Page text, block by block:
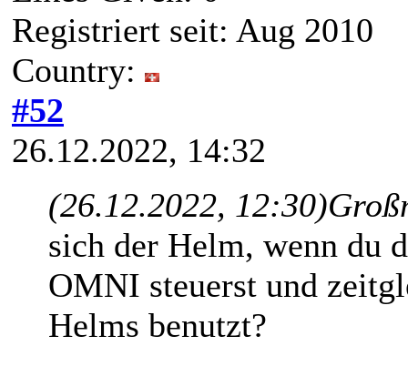
Registriert seit: Aug 2010
Country:
#52
26.12.2022, 14:32
(26.12.2022, 12:30)
sich der Helm, wenn du
OMNI steuerst und
Helms benutzt?